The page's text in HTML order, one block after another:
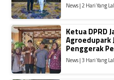
News | 2 Hari Yang
Ketua DPRD
Agroedupark
Penggerak
News | 3 Hari Yang